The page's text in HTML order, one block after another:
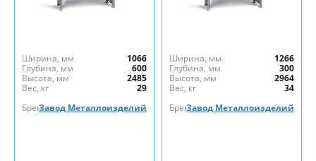
Ширина, мм
1066
Глубина, мм
600
Высота, мм
2485
Вес, кг
29
БрендЗавод Металлоизделий
Ширина, мм
1266
Глубина, мм
300
Высота, мм
2964
Вес, кг
34
БрендЗавод Металлоизделий